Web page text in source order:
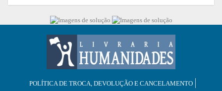
POLÍTICA DE TROCA, DEVOLUÇÃO E CANCELAMENTO